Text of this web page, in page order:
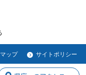
ップ サイトポリシー